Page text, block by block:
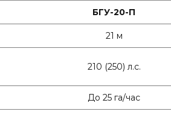
БГУ-20-П
21 м
210 (250) л.с.
До 25 га/час